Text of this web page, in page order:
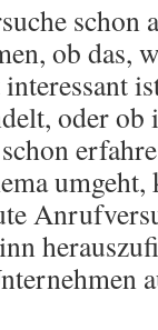
schon
ob das,
oder